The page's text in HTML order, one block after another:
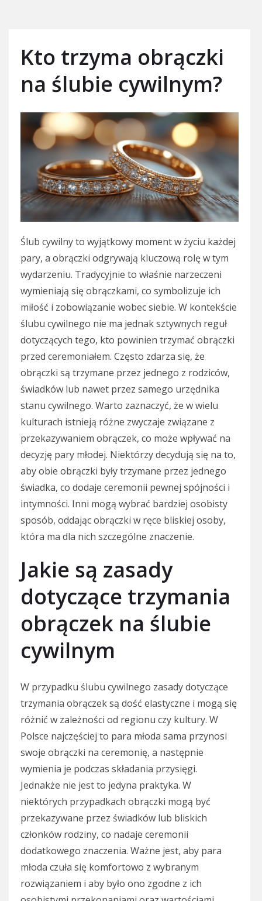
Kto trzyma obrączki
na ślubie cywilnym?
Ślub cywilny to wyjątkowy moment w życiu każdej
pary, a obrączki odgrywają kluczową rolę w tym
wydarzeniu. Tradycyjnie to właśnie narzeczeni
wymieniają się obrączkami, co symbolizuje ich
miłość i zobowiązanie wobec siebie. W kontekście
ślubu cywilnego nie ma jednak sztywnych reguł
dotyczących tego, kto powinien trzymać obrączki
przed ceremoniałem. Często zdarza się, że
obrączki są trzymane przez jednego z rodziców,
świadków lub nawet przez samego urzędnika
stanu cywilnego. Warto zaznaczyć, że w wielu
kulturach istnieją różne zwyczaje związane z
przekazywaniem obrączek, co może wpływać na
decyzję pary młodej. Niektórzy decydują się na to,
aby obie obrączki były trzymane przez jednego
świadka, co dodaje ceremonii pewnej spójności i
intymności. Inni mogą wybrać bardziej osobisty
sposób, oddając obrączki w ręce bliskiej osoby,
która ma dla nich szczególne znaczenie.
Jakie są zasady
dotyczące trzymania
obrączek na ślubie
cywilnym
W przypadku ślubu cywilnego zasady dotyczące
trzymania obrączek są dość elastyczne i mogą się
różnić w zależności od regionu czy kultury. W
Polsce najczęściej to para młoda sama przynosi
swoje obrączki na ceremonię, a następnie
wymienia je podczas składania przysięgi.
Jednakże nie jest to jedyna praktyka. W
niektórych przypadkach obrączki mogą być
przekazywane przez świadków lub bliskich
członków rodziny, co nadaje ceremonii
dodatkowego znaczenia. Ważne jest, aby para
młoda czuła się komfortowo z wybranym
rozwiązaniem i aby było ono zgodne z ich